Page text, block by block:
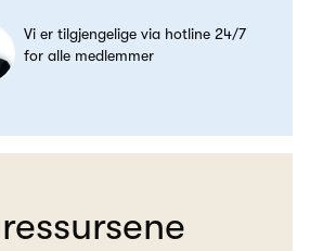
Vi er tilgjengelige via hotline 24/7
for alle medlemmer